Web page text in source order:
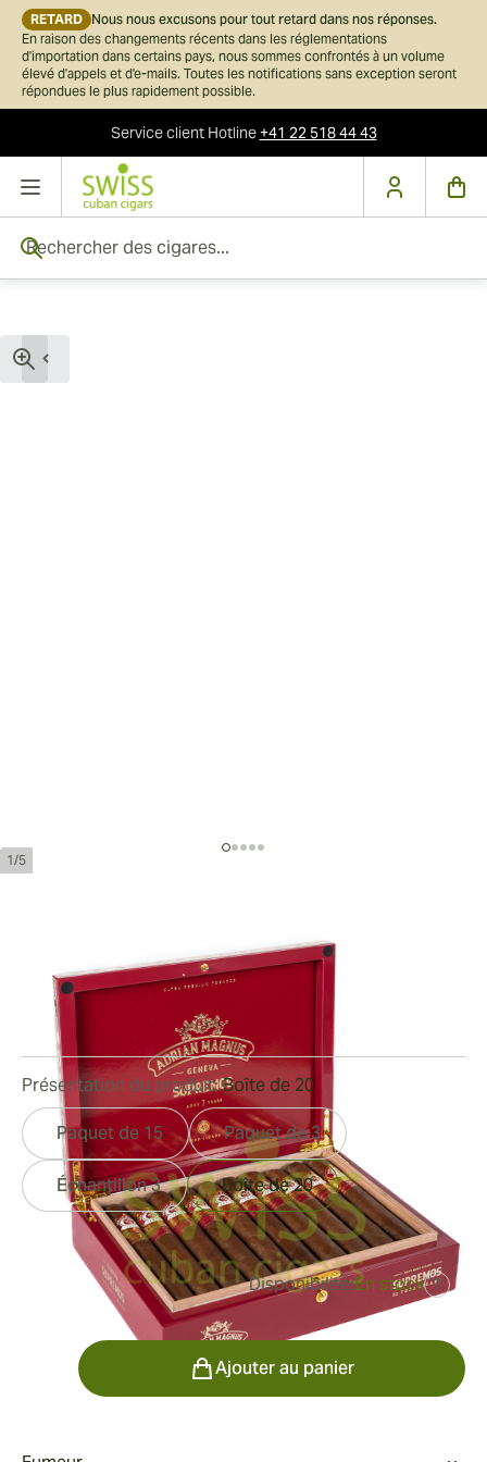
RETARD Nous nous excusons pour tout retard dans nos réponses.
En raison des changements récents dans les réglementations
d'importation dans certains pays, nous sommes confrontés à un volume
élevé d'appels et d'e-mails. Toutes les notifications sans exception seront
répondues le plus rapidement possible.
Service clientHotline+41 22 518 44 43
Skip to Content
1/5
Adrian Magnus Supremos Toro
Bague de jauge:52 Longueur:
152 mm / 6 pouces
Commentaires
213,65 € était313,94 €
Disponibilité:En stock ?
Présentation du produit:Boîte de 20
Paquet de 15 Paquet de 3
Échantillon 3 Boîte de 20
Ajouter au panier